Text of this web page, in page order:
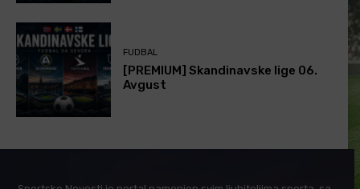
FUDBAL
[PREMIUM] Skandinavske lige 06.
Avgust